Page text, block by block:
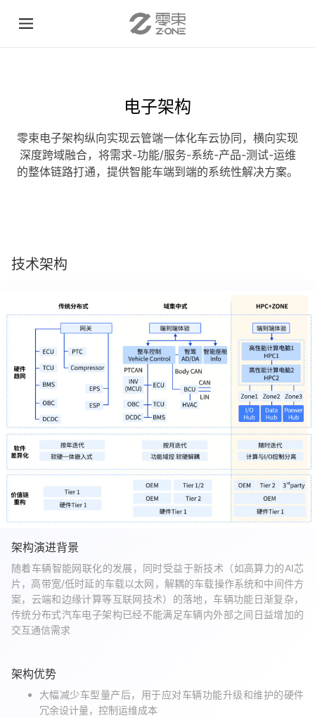
电子架构
零束电子架构纵向实现云管端一体化车云协同，横向实现
深度跨域融合，将需求-功能/服务-系统-产品-测试-运维
的整体链路打通，提供智能车端到端的系统性解决方案。
技术架构
架构演进背景
随着车辆智能网联化的发展，同时受益于新技术（如高算力的AI芯
片，高带宽/低时延的车载以太网，解耦的车载操作系统和中间件方
案，云端和边缘计算等互联网技术）的落地，车辆功能日渐复杂，
传统分布式汽车电子架构已经不能满足车辆内外部之间日益增加的
交互通信需求
架构优势
大幅减少车型量产后，用于应对车辆功能升级和维护的硬件
冗余设计量，控制运维成本